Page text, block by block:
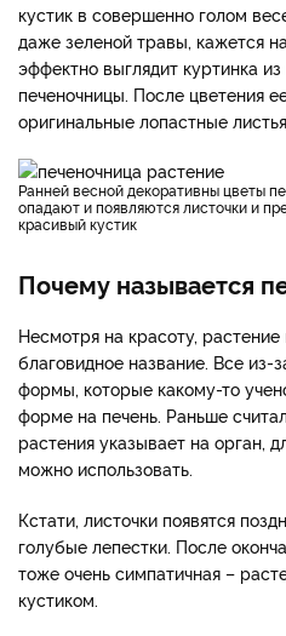
кустик в совершенно голом
даже зеленой травы, кажется
эффектно выглядит куртинка из
печеночницы. После цветения
оригинальные лопастные листья.
Ранней весной декоративны цветы печеночницы, потом лепестки
опадают и появляются листочки и
красивый кустик
Почему называется
Несмотря на красоту,
благовидное название. Все из-
формы, которые какому-то
форме на печень. Раньше
растения указывает на орган,
можно использовать.
Кстати, листочки появятся
голубые лепестки. После
тоже очень симпатичная –
кустиком.